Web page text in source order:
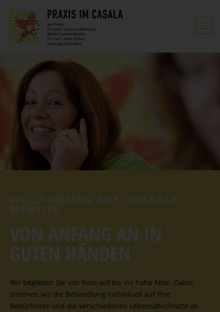
WILLKOMMEN AUF UNSERER
WEBSITE
VON ANFANG AN IN
GUTEN HÄNDEN
Wir begleiten Sie von klein auf bis ins hohe Alter. Dabei
stimmen wir die Behandlung individuell auf Ihre
Bedürfnisse und die verschiedenen Lebensabschnitte ab.